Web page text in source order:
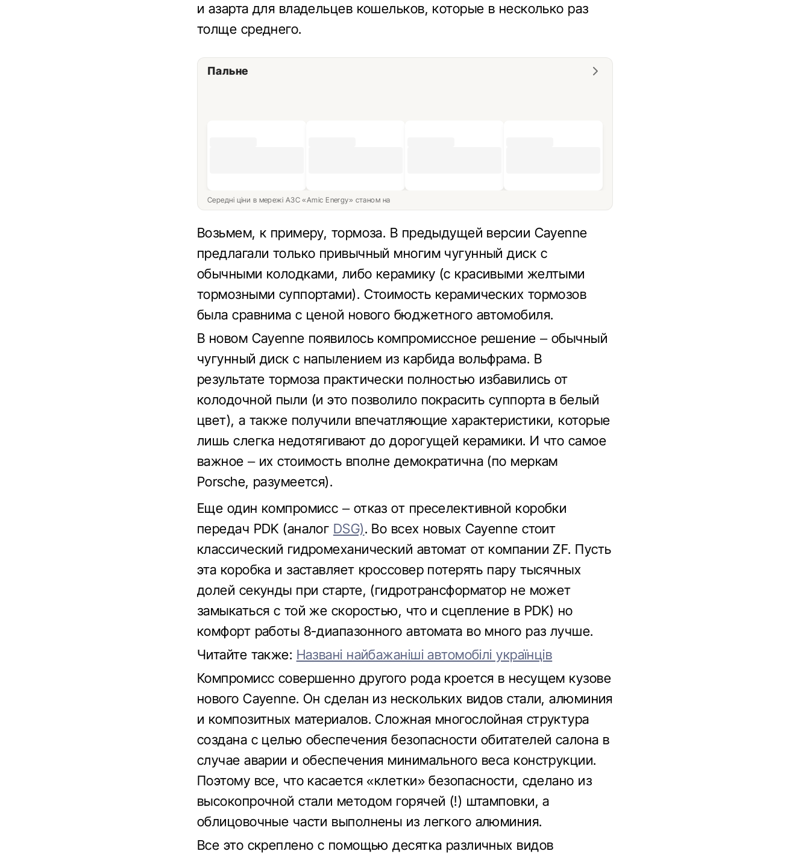
и азарта для владельцев кошельков, которые в несколько раз
толще среднего.
Пальне
Середні ціни в мережі АЗС «Amic Energy» станом на
Возьмем, к примеру, тормоза. В предыдущей версии Cayenne
предлагали только привычный многим чугунный диск с
обычными колодками, либо керамику (с красивыми желтыми
тормозными суппортами). Стоимость керамических тормозов
была сравнима с ценой нового бюджетного автомобиля.
В новом Cayenne появилось компромиссное решение – обычный
чугунный диск с напылением из карбида вольфрама. В
результате тормоза практически полностью избавились от
колодочной пыли (и это позволило покрасить суппорта в белый
цвет), а также получили впечатляющие характеристики, которые
лишь слегка недотягивают до дорогущей керамики. И что самое
важное – их стоимость вполне демократична (по меркам
Porsche, разумеется).
Еще один компромисс – отказ от преселективной коробки
передач PDK (аналог DSG). Во всех новых Cayenne стоит
классический гидромеханический автомат от компании ZF. Пусть
эта коробка и заставляет кроссовер потерять пару тысячных
долей секунды при старте, (гидротрансформатор не может
замыкаться с той же скоростью, что и сцепление в PDK) но
комфорт работы 8-диапазонного автомата во много раз лучше.
Читайте также: Названі найбажаніші автомобілі українців
Компромисс совершенно другого рода кроется в несущем кузове
нового Cayenne. Он сделан из нескольких видов стали, алюминия
и композитных материалов. Сложная многослойная структура
создана с целью обеспечения безопасности обитателей салона в
случае аварии и обеспечения минимального веса конструкции.
Поэтому все, что касается «клетки» безопасности, сделано из
высокопрочной стали методом горячей (!) штамповки, а
облицовочные части выполнены из легкого алюминия.
Все это скреплено с помощью десятка различных видов